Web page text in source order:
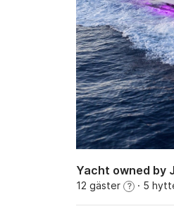
Yacht owned by
12 gäster ? · 5